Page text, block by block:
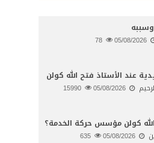
05/08/2026
عند الأستاذ فتح الله كولن
05/08/2026
كولن مؤسس حركة الخدمة؟
05/08/2026